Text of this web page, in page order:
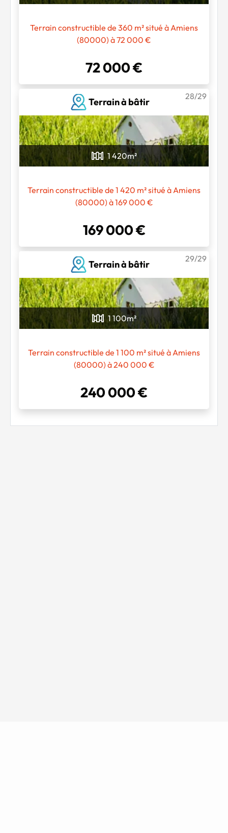
Terrain constructible de 360 m² situé à Amiens
(80000) à 72 000 €
72 000 €
Terrain à bâtir
28/29
1 420m²
Terrain constructible de 1 420 m² situé à Amiens
(80000) à 169 000 €
169 000 €
Terrain à bâtir
29/29
1 100m²
Terrain constructible de 1 100 m² situé à Amiens
(80000) à 240 000 €
240 000 €